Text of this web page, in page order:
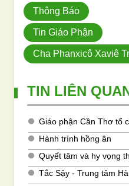
Thông Báo
Tin Giáo Phận
Cha Phanxicô Xaviê
TIN LIÊN
Hành trình hồng ân
Tắc Sậy - Trung tâm